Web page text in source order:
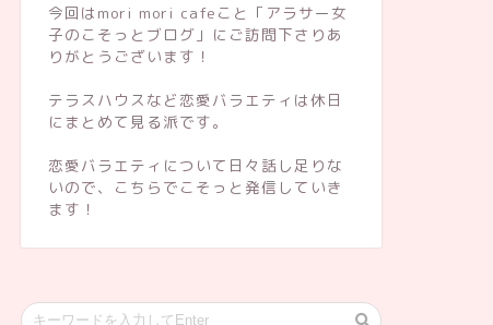
今回はmori mori cafeこと「アラサー女
子のこそっとブログ」にご訪問下さりあ
りがとうございます！
テラスハウスなど恋愛バラエティは休日
にまとめて見る派です。
恋愛バラエティについて日々話し足りな
いので、こちらでこそっと発信していき
ます！